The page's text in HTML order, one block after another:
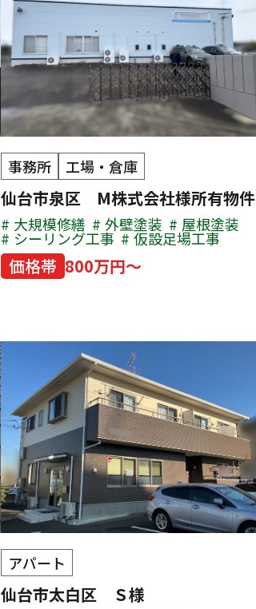
事務所 工場・倉庫
仙台市泉区 M株式会社様所有物件
大規模修繕 外壁塗装 屋根塗装
シーリング工事 仮設足場工事
価格帯 800万円～
アパート
仙台市太白区 Ｓ様